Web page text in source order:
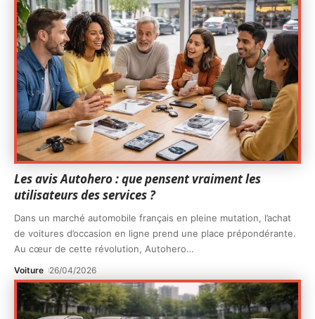
Les avis Autohero : que pensent vraiment les
utilisateurs des services ?
Dans un marché automobile français en pleine mutation, l’achat
de voitures d’occasion en ligne prend une place prépondérante.
Au cœur de cette révolution, Autohero…
Voiture 26/04/2026